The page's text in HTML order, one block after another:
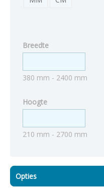
Breedte
380 mm - 2400 mm
Hoogte
210 mm - 2700 mm
Opties